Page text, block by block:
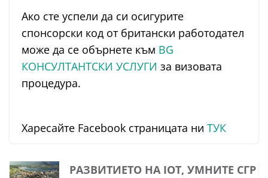
Ако сте успели да си осигурите
спонсорски код от британски работодател
може да се обърнете към BG
КОНСУЛТАНТСКИ УСЛУГИ за визовата
процедура.
Харесайте Facebook страницата ни ТУК
РАЗВИТИЕТО НА IOT, УМНИТЕ СГР